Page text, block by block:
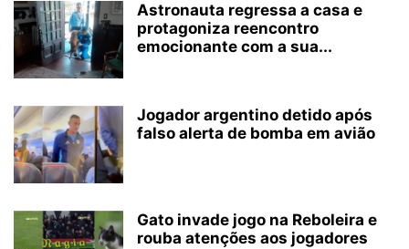
Astronauta regressa a casa e
protagoniza reencontro
emocionante com a sua...
Jogador argentino detido após
falso alerta de bomba em avião
Gato invade jogo na Reboleira e
rouba atenções aos jogadores